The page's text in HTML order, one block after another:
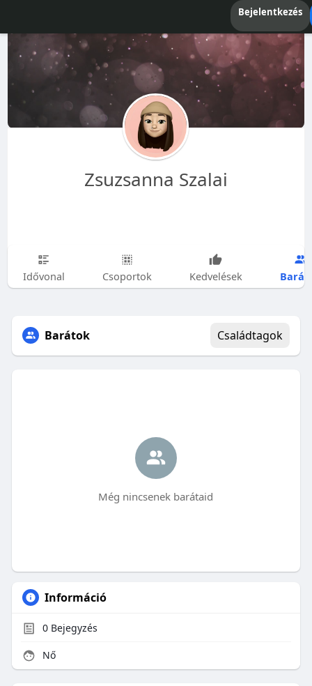
Bejelentkezés
Zsuzsanna Szalai
Idővonal Csoportok Kedvelések
Barátok Családtagok
Még nincsenek barátaid
Információ
0Bejegyzés
Nő